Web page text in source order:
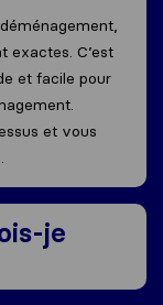
exactes. C’est
et facile pour
et vous
je